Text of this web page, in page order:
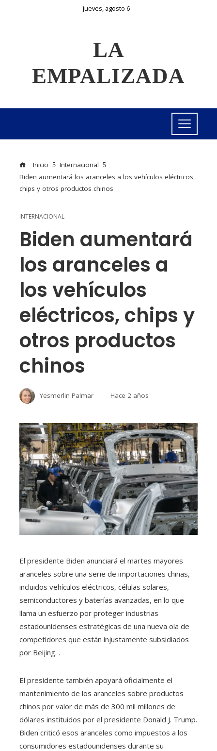
jueves, agosto 6
LA
EMPALIZADA
Inicio
Internacional
Biden aumentará los aranceles a los vehículos eléctricos,
chips y otros productos chinos
INTERNACIONAL
Biden aumentará
los aranceles a
los vehículos
eléctricos, chips y
otros productos
chinos
Yesmerlin Palmar Hace 2 años
El presidente Biden anunciará el martes mayores
aranceles sobre una serie de importaciones chinas,
incluidos vehículos eléctricos, células solares,
semiconductores y baterías avanzadas, en lo que
llama un esfuerzo por proteger industrias
estadounidenses estratégicas de una nueva ola de
competidores que están injustamente subsidiados
por Beijing. .
El presidente también apoyará oficialmente el
mantenimiento de los aranceles sobre productos
chinos por valor de más de 300 mil millones de
dólares instituidos por el presidente Donald J. Trump.
Biden criticó esos aranceles como impuestos a los
consumidores estadounidenses durante su